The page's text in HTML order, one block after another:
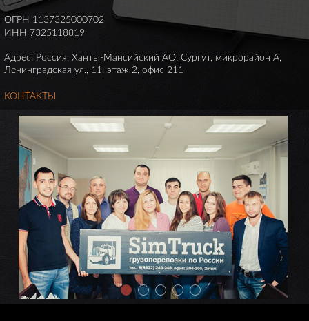
ОГРН 1137325000702
ИНН 7325118819
Адрес: Россия, Ханты-Мансийский АО, Сургут, микрорайон А,
Ленинградская ул., 11, этаж 2, офис 211
КОНТАКТЫ